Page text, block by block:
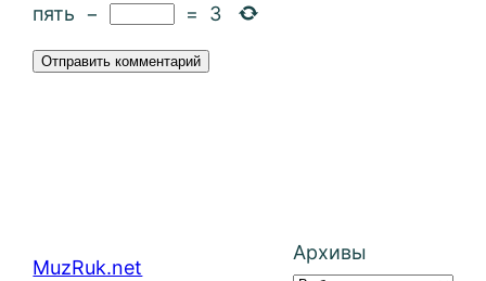
пять − = 3
MuzRuk.net
Архивы